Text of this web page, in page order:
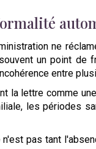
ne
un point de
entre
la lettre comme
les périodes
n'est pas tant